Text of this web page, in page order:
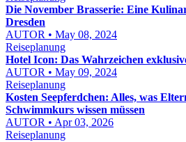
Die November Brasserie: Eine
Dresden
AUTOR • May 08, 2024
Reiseplanung
Hotel Icon: Das Wahrzeichen
AUTOR • May 09, 2024
Reiseplanung
Kosten Seepferdchen: Alles, was
Schwimmkurs wissen müssen
AUTOR • Apr 03, 2026
Reiseplanung